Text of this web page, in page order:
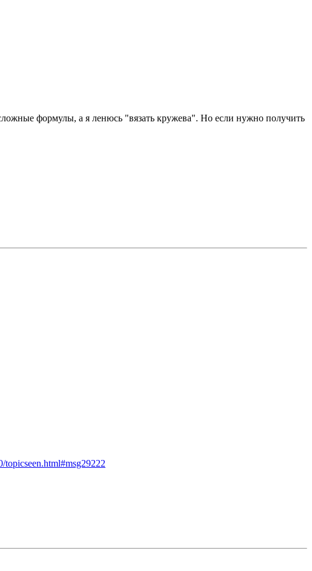
формулы, а я ленюсь "вязать кружева". Но если нужно получить